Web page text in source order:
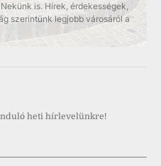
is. Hírek, érdekességek,
szerintünk legjobb városáról a
heti hírlevelünkre!